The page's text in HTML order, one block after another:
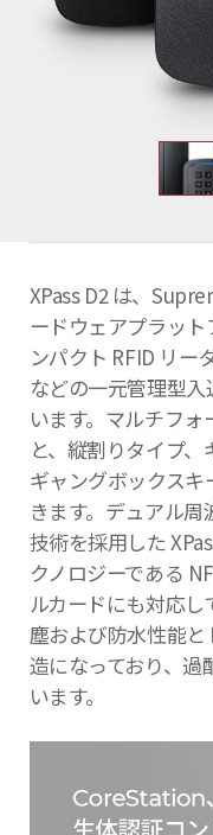
XPass D2 は、
ードウェアプラッ
ンパクト RFID リ
などの一元管理型
います。マルチフ
と、縦割りタイプ
ギャングボックス
きます。デュアル周
技術を採用した
クノロジーである
ルカードにも対応し
塵および防水性能
造になっており、
います。